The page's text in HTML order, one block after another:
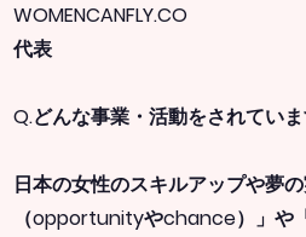
WOMENCANFLY.CO
代表
Q.どんな事業・活動をされてい
日本の女性のスキルアップや夢
（opportunityやchance）」や